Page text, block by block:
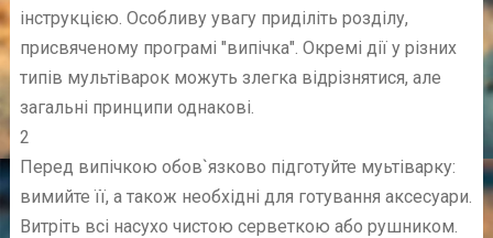
інструкцією. Особливу увагу приділіть розділу,
присвяченому програмі "випічка". Окремі дії у різних
типів мультіварок можуть злегка відрізнятися, але
загальні принципи однакові.
2
Перед випічкою обов`язково підготуйте муьтіварку:
вимийте її, а також необхідні для готування аксесуари.
Витріть всі насухо чистою серветкою або рушником.